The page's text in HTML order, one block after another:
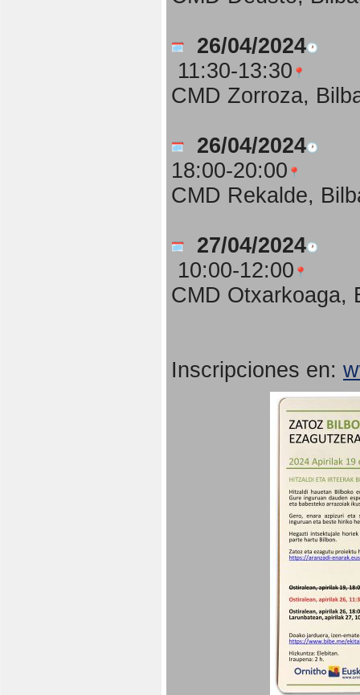
26/04/2024
11:30-13:30
CMD Zorroza,
26/04/2024
18:00-20:00
CMD Rekalde,
27/04/2024
10:00-12:00
CMD Otxarkoaga,
Inscripciones en: